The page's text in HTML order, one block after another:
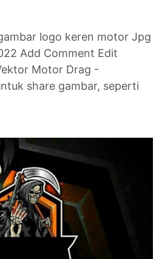
logo keren motor Jpg
Add Comment Edit
Motor Drag -
share gambar, seperti